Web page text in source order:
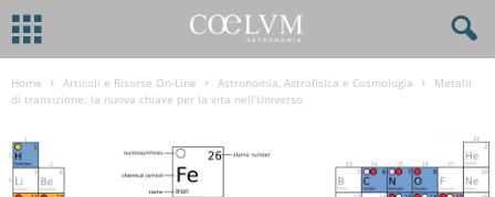
Home Articoli e Risorse On-Line Astronomia, Astrofisica e Cosmologia
Metalli
di transizione: la nuova chiave per la vita nell’Universo